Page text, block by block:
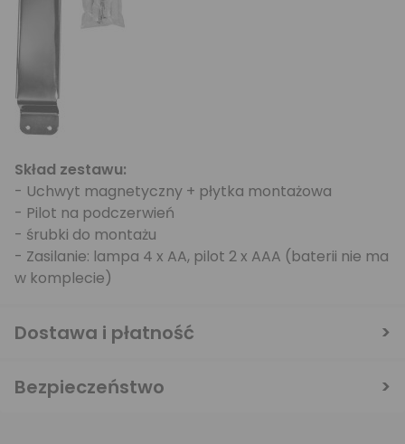
Skład zestawu:
- Uchwyt magnetyczny + płytka montażowa
- Pilot na podczerwień
- śrubki do montażu
- Zasilanie: lampa 4 x AA, pilot 2 x AAA (baterii nie ma
w komplecie)
Dostawa i płatność
Bezpieczeństwo